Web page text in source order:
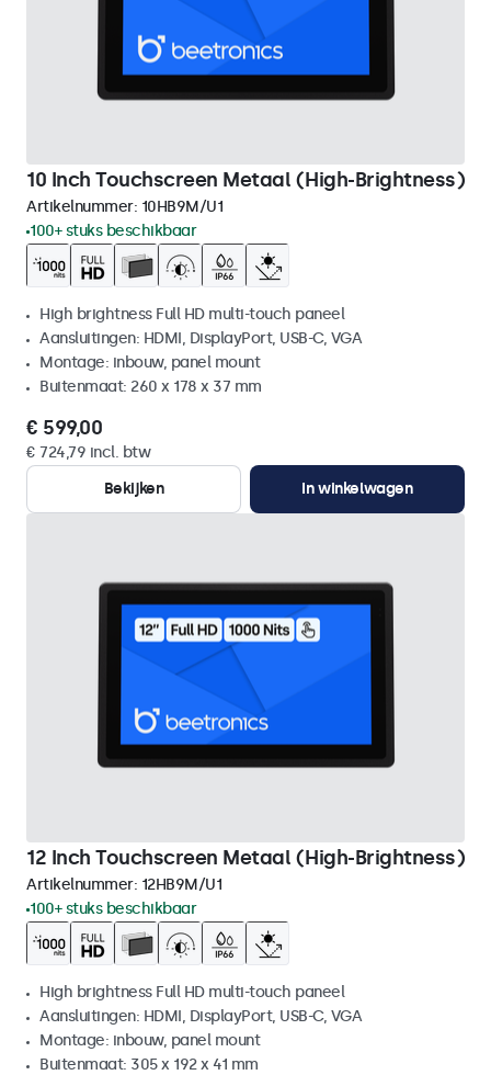
10 Inch Touchscreen Metaal (High-Brightness)
Artikelnummer: 10HB9M/U1
100+ stuks beschikbaar
High brightness Full HD multi-touch paneel
Aansluitingen: HDMI, DisplayPort, USB-C, VGA
Montage: inbouw, panel mount
Buitenmaat: 260 x 178 x 37 mm
€ 599,00
€ 724,79 incl. btw
Bekijken
In winkelwagen
12 Inch Touchscreen Metaal (High-Brightness)
Artikelnummer: 12HB9M/U1
100+ stuks beschikbaar
High brightness Full HD multi-touch paneel
Aansluitingen: HDMI, DisplayPort, USB-C, VGA
Montage: inbouw, panel mount
Buitenmaat: 305 x 192 x 41 mm